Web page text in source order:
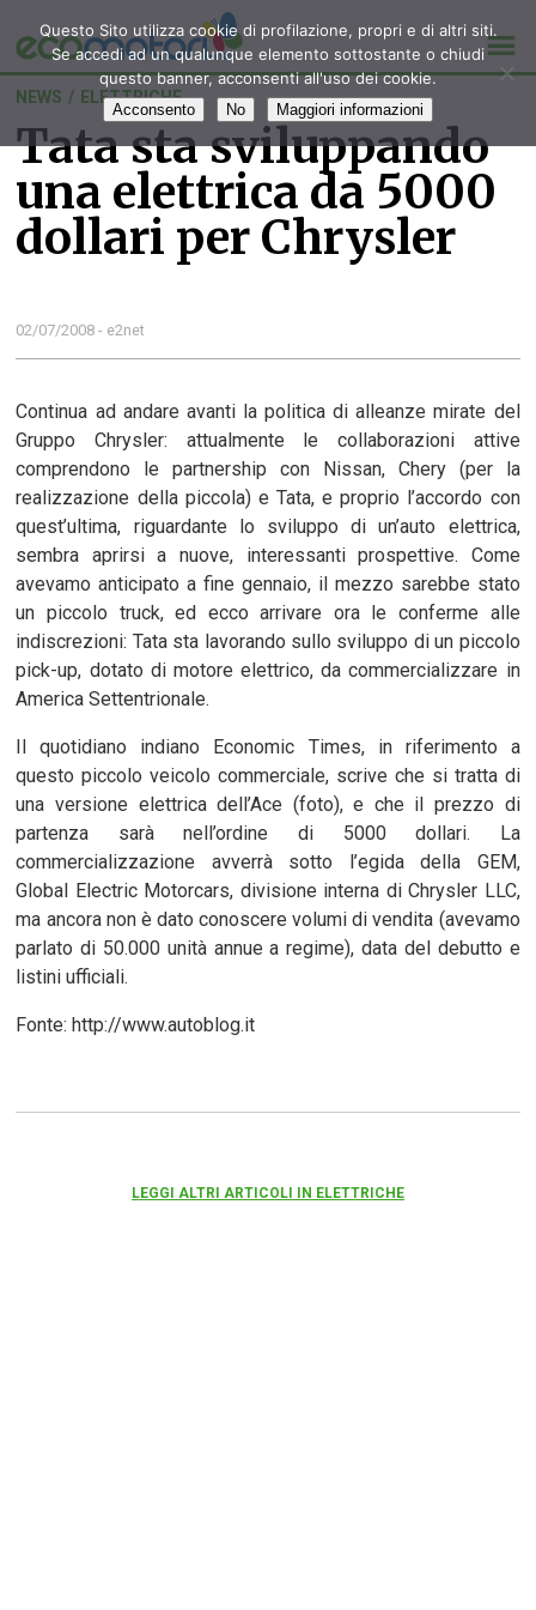
NEWS / ELETTRICHE
Tata sta sviluppando
una elettrica da 5000
dollari per Chrysler
02/07/2008 - e2net
Continua ad andare avanti la politica di alleanze mirate del
Gruppo Chrysler: attualmente le collaborazioni attive
comprendono le partnership con Nissan, Chery (per la
realizzazione della piccola) e Tata, e proprio l’accordo con
quest’ultima, riguardante lo sviluppo di un’auto elettrica,
sembra aprirsi a nuove, interessanti prospettive. Come
avevamo anticipato a fine gennaio, il mezzo sarebbe stato
un piccolo truck, ed ecco arrivare ora le conferme alle
indiscrezioni: Tata sta lavorando sullo sviluppo di un piccolo
pick-up, dotato di motore elettrico, da commercializzare in
America Settentrionale.
Il quotidiano indiano Economic Times, in riferimento a
questo piccolo veicolo commerciale, scrive che si tratta di
una versione elettrica dell’Ace (foto), e che il prezzo di
partenza sarà nell’ordine di 5000 dollari. La
commercializzazione avverrà sotto l’egida della GEM,
Global Electric Motorcars, divisione interna di Chrysler LLC,
ma ancora non è dato conoscere volumi di vendita (avevamo
parlato di 50.000 unità annue a regime), data del debutto e
listini ufficiali.
Fonte: http://www.autoblog.it
LEGGI ALTRI ARTICOLI IN ELETTRICHE
Questo Sito utilizza cookie di profilazione, propri e di altri siti.
Se accedi ad un qualunque elemento sottostante o chiudi
questo banner, acconsenti all'uso dei cookie.
Acconsento No Maggiori informazioni